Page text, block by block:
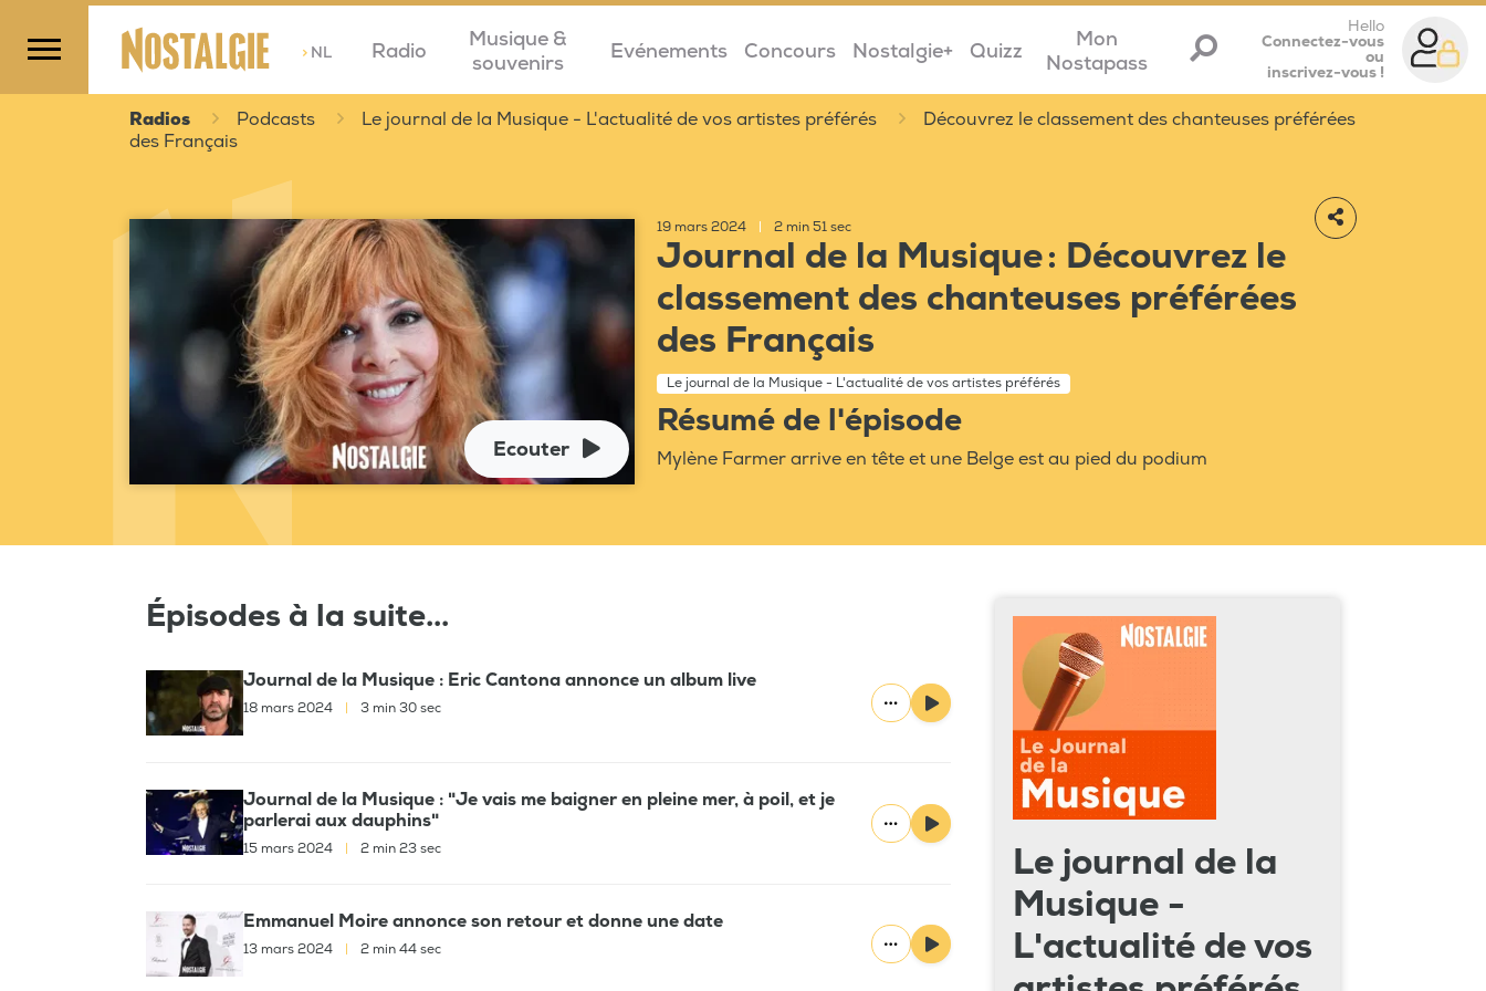
>NL Radio
Musique &
souvenirs
Evénements Concours Nostalgie+ Quizz
Mon
Nostapass
Hello
Connectez-vous
ou
inscrivez-vous !
Radios Podcasts Le journal de la Musique - L'actualité de vos artistes préférés
Découvrez le classement des chanteuses préférées
des Français
Ecouter
19 mars 2024 2 min 51 sec
Journal de la Musique : Découvrez le
classement des chanteuses préférées
des Français
Le journal de la Musique - L'actualité de vos artistes préférés
Résumé de l'épisode
Mylène Farmer arrive en tête et une Belge est au pied du podium
Épisodes à la suite...
Journal de la Musique : Eric Cantona annonce un album live
18 mars 2024 3 min 30 sec
Journal de la Musique : "Je vais me baigner en pleine mer, à poil, et je
parlerai aux dauphins"
15 mars 2024 2 min 23 sec
Emmanuel Moire annonce son retour et donne une date
13 mars 2024 2 min 44 sec
Le journal de la
Musique -
L'actualité de vos